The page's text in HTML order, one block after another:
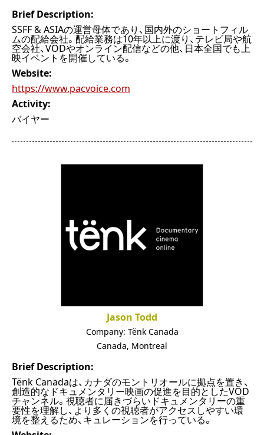
Brief Description:
SSFF & ASIAの運営母体であり、国内外のショートフィル
ムの配給会社。配給業務は10年以上に渡り、テレビ局や航
空会社、VODやオンライン配信などの他、日本全国でも上
映イベントを開催している。
Website:
https://www.pacvoice.com
Activity:
バイヤー
Jason Todd
Company: Tënk Canada
Canada, Montreal
Brief Description:
Tënk Canadaは、カナダのモントリオールに拠点を置き、
創造的なドキュメンタリー映画の促進を目的としたVOD
チャンネル。視聴者に届きづらいドキュメンタリーの重
要性を理解し、より多くの視聴者がアクセスしやすい環
境を整えるため、キュレーションを行っている。